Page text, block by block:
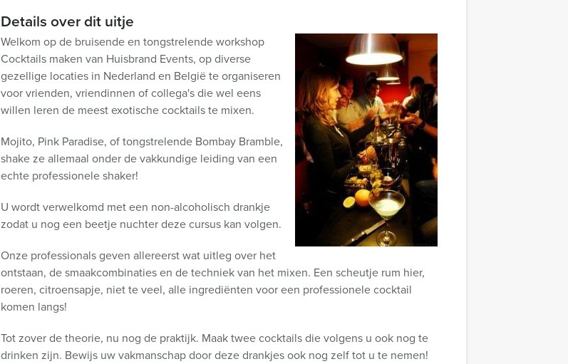
Details over dit uitje
Welkom op de bruisende en tongstrelende workshop
Cocktails maken van Huisbrand Events, op diverse
gezellige locaties in Nederland en België te organiseren
voor vrienden, vriendinnen of collega's die wel eens
willen leren de meest exotische cocktails te mixen.
Mojito, Pink Paradise, of tongstrelende Bombay Bramble,
shake ze allemaal onder de vakkundige leiding van een
echte professionele shaker!
U wordt verwelkomd met een non-alcoholisch drankje
zodat u nog een beetje nuchter deze cursus kan volgen.
Onze professionals geven allereerst wat uitleg over het
ontstaan, de smaakcombinaties en de techniek van het mixen. Een scheutje rum hier,
roeren, citroensapje, niet te veel, alle ingrediënten voor een professionele cocktail
komen langs!
Tot zover de theorie, nu nog de praktijk. Maak twee cocktails die volgens u ook nog te
drinken zijn. Bewijs uw vakmanschap door deze drankjes ook nog zelf tot u te nemen!